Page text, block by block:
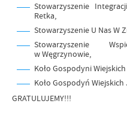
Stowarzyszenie
Retka,
Stowarzyszenie U Nas W
Stowarzyszenie
w Węgrzynowie,
Koło Gospodyni
Koło Gospodyń Wiejskich
GRATULUJEMY!!!